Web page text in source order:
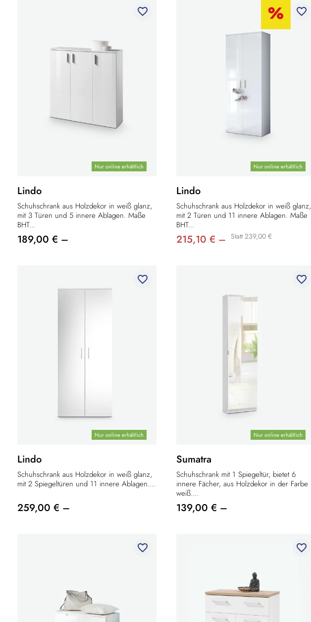
Nur online erhältlich
favorite_border
Lindo
Schuhschrank aus Holzdekor in weiß glanz,
mit 3 Türen und 5 innere Ablagen. Maße
BHT...
189,00 € –
Nur online erhältlich
favorite_border
Lindo
Schuhschrank aus Holzdekor in weiß glanz,
mit 2 Türen und 11 innere Ablagen. Maße
BHT...
215,10 € – Statt 239,00 €
Nur online erhältlich
favorite_border
Lindo
Schuhschrank aus Holzdekor in weiß glanz,
mit 2 Spiegeltüren und 11 innere Ablagen....
259,00 € –
Nur online erhältlich
favorite_border
Sumatra
Schuhschrank mit 1 Spiegeltür, bietet 6
innere Fächer, aus Holzdekor in der Farbe
weiß....
139,00 € –
favorite_border favorite_border